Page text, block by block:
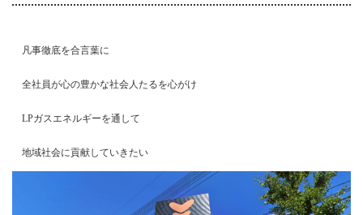
凡事徹底を合言葉に
全社員が心の豊かな社会人たるを心がけ
LPガスエネルギーを通して
地域社会に貢献していきたい